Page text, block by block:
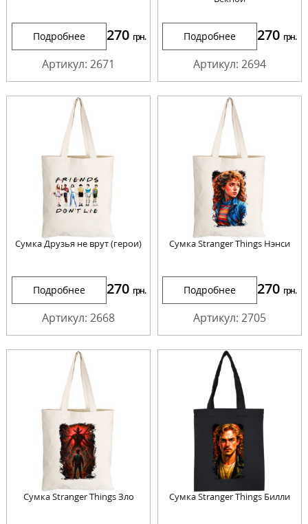
Подробнее 270 грн.
Артикул: 2671
Подробнее 270 грн.
Артикул: 2694
Сумка Друзья не врут (герои)
Подробнее 270 грн.
Артикул: 2668
Сумка Stranger Things Нэнси
Подробнее 270 грн.
Артикул: 2705
Сумка Stranger Things Зло Сумка Stranger Things Билли